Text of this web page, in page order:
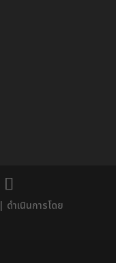
| ดำเนินการโดย